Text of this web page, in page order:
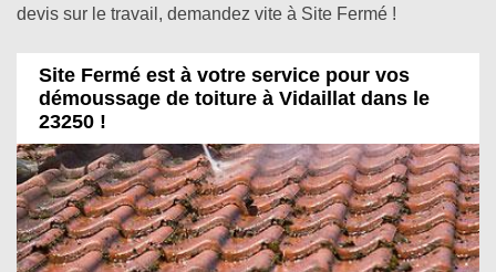
devis sur le travail, demandez vite à Site Fermé !
Site Fermé est à votre service pour vos
démoussage de toiture à Vidaillat dans le
23250 !